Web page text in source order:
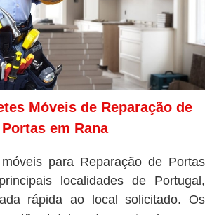
Móveis de Reparação de
Portas em Rana
para Reparação de Portas
localidades de Portugal,
rápida ao local solicitado. Os